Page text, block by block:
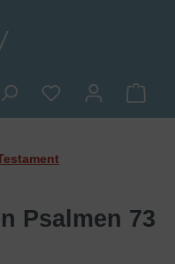
Du hast 0
Psalmen 73